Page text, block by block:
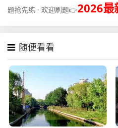
题抢先练 · 欢迎刷题👉2026最
随便看看